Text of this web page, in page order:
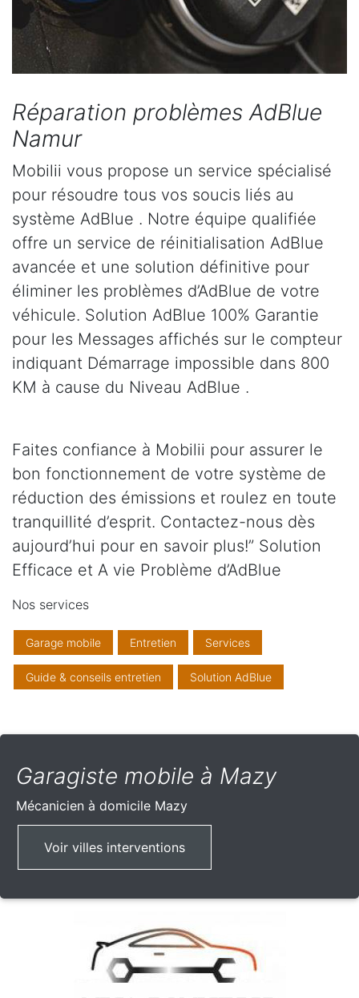
Réparation problèmes AdBlue
Namur
Mobilii vous propose un service spécialisé
pour résoudre tous vos soucis liés au
système AdBlue . Notre équipe qualifiée
offre un service de réinitialisation AdBlue
avancée et une solution définitive pour
éliminer les problèmes d’AdBlue de votre
véhicule. Solution AdBlue 100% Garantie
pour les Messages affichés sur le compteur
indiquant Démarrage impossible dans 800
KM à cause du Niveau AdBlue .
Faites confiance à Mobilii pour assurer le
bon fonctionnement de votre système de
réduction des émissions et roulez en toute
tranquillité d’esprit. Contactez-nous dès
aujourd’hui pour en savoir plus!” Solution
Efficace et A vie Problème d’AdBlue
Nos services
Garage mobile Entretien Services
Guide & conseils entretien Solution AdBlue
Garagiste mobile à Mazy
Mécanicien à domicile Mazy
Voir villes interventions